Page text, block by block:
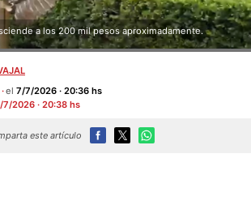
a los 200 mil pesos aproximadamente.
el 7/7/2026 · 20:36 hs
7/2026 · 20:38 hs
este artículo